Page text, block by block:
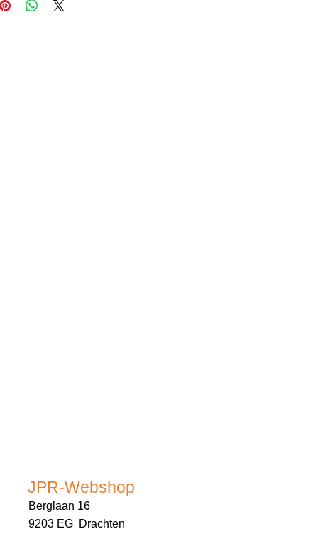
JPR-Webshop
Berglaan 16
9203 EG Drachten